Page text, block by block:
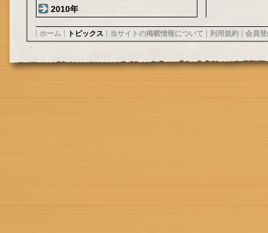
2010年
ホーム トピックス 当サイトの掲載情報について 利用規約 会員